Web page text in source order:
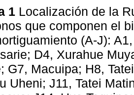
1 Localización de la
que componen el
(A-J):
D4, Xurahue
G7, Macuipa; H8,
Uheni; J11, Tatei